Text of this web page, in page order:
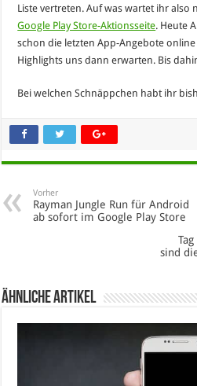
Liste vertreten. Auf was wartet ihr also
Google Play Store-Aktionsseite. Heute
schon die letzten App-Angebote
Highlights uns dann erwarten. Bis
Bei welchen Schnäppchen habt ihr
Vorher
Rayman Jungle Run für Android
ab sofort im Google Play Store
sind
Ähnliche Artikel